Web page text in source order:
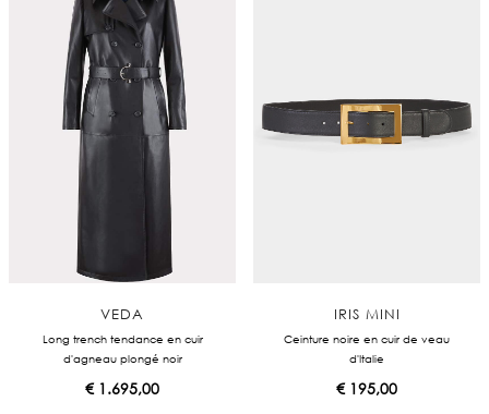
VEDA
Long trench tendance en cuir
d'agneau plongé noir
€1.695,00
IRIS MINI
Ceinture noire en cuir de veau
d'Italie
€195,00